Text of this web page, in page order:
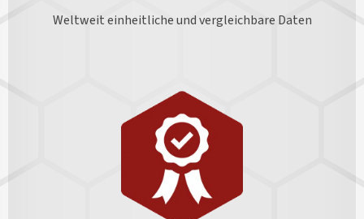
Weltweit einheitliche und vergleichbare Daten